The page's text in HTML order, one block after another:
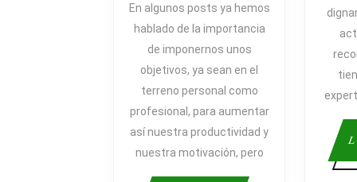
BÁSICOS
PARA
CUMPLIR
CON
NUESTROS
OBJETIVOS
En algunos posts ya hemos
hablado de la importancia
de imponernos unos
objetivos, ya sean en el
terreno personal como
profesional, para aumentar
así nuestra productividad y
nuestra motivación, pero